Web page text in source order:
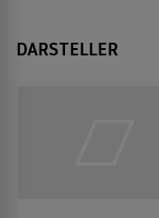
DARSTELLER